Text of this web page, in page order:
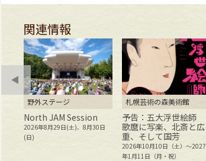
関連情報
野外ステージ
North JAM Session
2026年8月29日(土)、8月30日
(日)
札幌芸術の森美術館
予告：五大浮世絵師
歌麿に写楽、北斎と広
重、そして国芳
2026年10月10日（土）～2027
年1月11日（月・祝）